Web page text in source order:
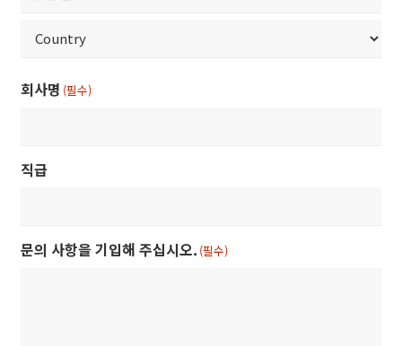
Code
회사명 (필수)
직급
문의 사항을 기입해 주십시오. (필수)